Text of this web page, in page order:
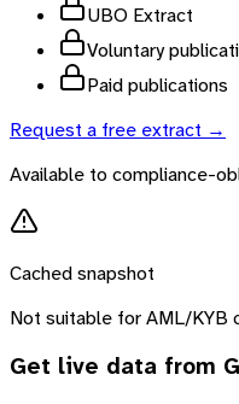
UBO Extract
Voluntary
Paid publications
Request a free extract →
Available to compliance-
Cached snapshot
Not suitable for AML/KYB
Get live data from